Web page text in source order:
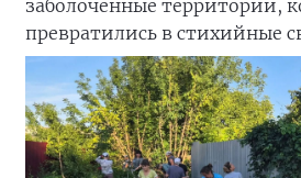
заболоченные территории,
превратились в стихийные